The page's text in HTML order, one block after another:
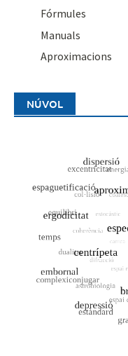
Fórmules
Manuals
Aproximacions
NÚVOL